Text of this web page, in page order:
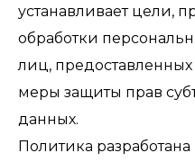
устанавливает цели,
обработки
лиц, предоставленных
меры защиты прав
данных.
Политика разработана